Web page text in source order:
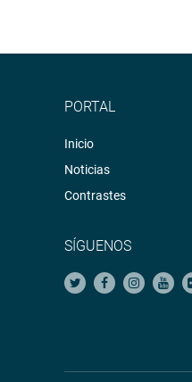
PORTAL
Inicio
Noticias
Contrastes
SÍGUENOS